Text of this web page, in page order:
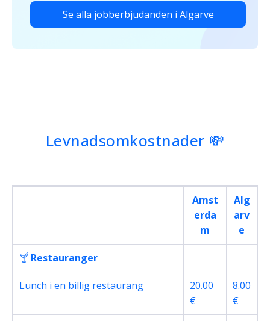
Se alla jobberbjudanden i Algarve
Levnadsomkostnader 💸
Amst
erda
m
Alg
arv
e
🍸 Restauranger
Lunch i en billig restaurang
20.00
€
8.00
€